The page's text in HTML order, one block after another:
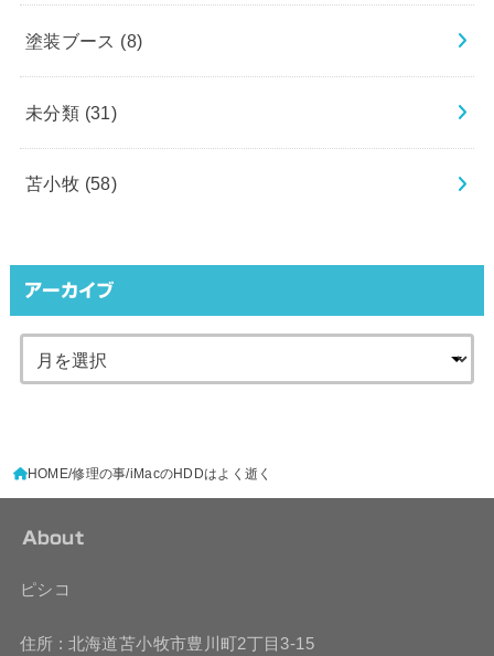
塗装ブース (8)
未分類 (31)
苫小牧 (58)
アーカイブ
HOME 修理の事 iMacのHDDはよく逝く
About
ピシコ
住所 : 北海道苫小牧市豊川町2丁目3-15